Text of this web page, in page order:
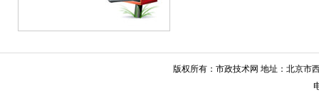
版权所有：市政技术网 地址：北京市